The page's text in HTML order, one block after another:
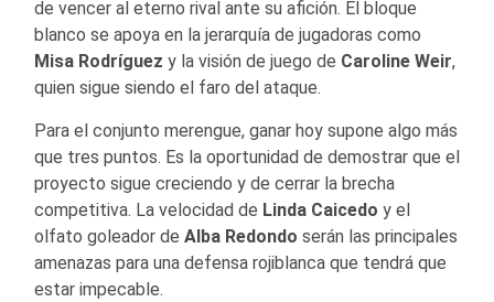
de vencer al eterno rival ante su afición. El bloque
blanco se apoya en la jerarquía de jugadoras como
Misa Rodríguez y la visión de juego de Caroline Weir,
quien sigue siendo el faro del ataque.
Para el conjunto merengue, ganar hoy supone algo más
que tres puntos. Es la oportunidad de demostrar que el
proyecto sigue creciendo y de cerrar la brecha
competitiva. La velocidad de Linda Caicedo y el
olfato goleador de Alba Redondo serán las principales
amenazas para una defensa rojiblanca que tendrá que
estar impecable.